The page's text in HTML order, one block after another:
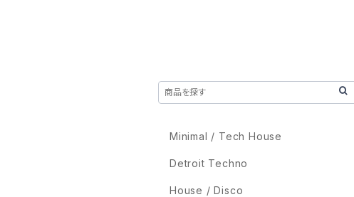
Minimal / Tech House
Detroit Techno
House / Disco